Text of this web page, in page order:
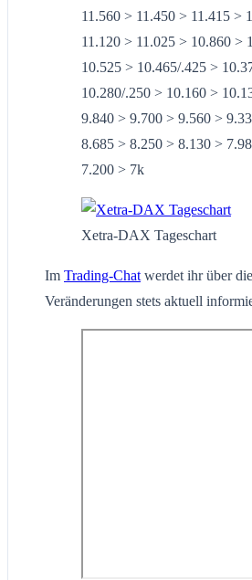
11.560 > 11.450 > 11.415 >
11.120 > 11.025 > 10.860 >
10.525 > 10.465/.425 >
10.280/.250 > 10.160 >
9.840 > 9.700 > 9.560 >
8.685 > 8.250 > 8.130 >
7.200 > 7k
Xetra-DAX Tageschart
Im Trading-Chat werdet ihr über
Veränderungen stets aktuell